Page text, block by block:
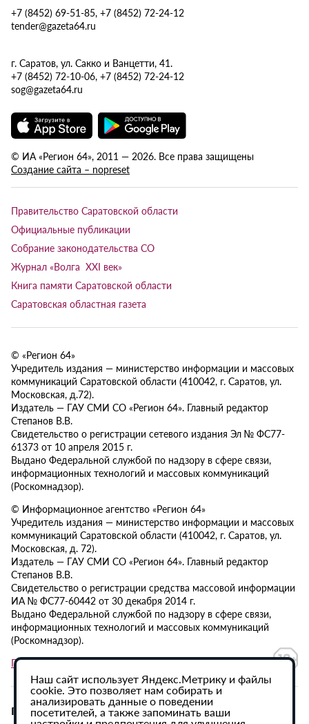
+7 (8452) 69-51-85, +7 (8452) 72-24-12
tender@gazeta64.ru
г. Саратов, ул. Сакко и Ванцетти, 41.
+7 (8452) 72-10-06, +7 (8452) 72-24-12
sog@gazeta64.ru
© ИА «Регион 64», 2011 — 2026. Все права защищены
Создание сайта – nopreset
Правительство Саратовской области
Официальные публикации
Собрание законодательства СО
Журнал «Волга XXI век»
Книга памяти Саратовской области
Саратовская областная газета
© «Регион 64»
Учредитель издания — министерство информации и массовых
коммуникаций Саратовской области (410042, г. Саратов, ул.
Московская, д.72).
Издатель — ГАУ СМИ СО «Регион 64». Главный редактор
Степанов В.В.
Свидетельство о регистрации сетевого издания Эл № ФС77-
61373 от 10 апреля 2015 г.
Выдано Федеральной службой по надзору в сфере связи,
информационных технологий и массовых коммуникаций
(Роскомнадзор).
© Информационное агентство «Регион 64»
Учредитель издания — министерство информации и массовых
коммуникаций Саратовской области (410042, г. Саратов, ул.
Московская, д. 72).
Издатель — ГАУ СМИ СО «Регион 64». Главный редактор
Степанов В.В.
Свидетельство о регистрации средства массовой информации
ИА № ФС77-60442 от 30 декабря 2014 г.
Выдано Федеральной службой по надзору в сфере связи,
информационных технологий и массовых коммуникаций
(Роскомнадзор).
Политика в отношении обработки персональных данных
При использовании материалов сайта активная
Наш сайт использует Яндекс.Метрику и файлы
cookie. Это позволяет нам собирать и
анализировать данные о поведении
посетителей, а также запоминать ваши